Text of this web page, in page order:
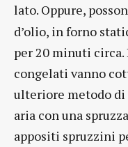
lato. Oppure,
d’olio, in forno
per 20 minuti circa.
congelati vanno
ulteriore metodo
aria con una
appositi spruzzini